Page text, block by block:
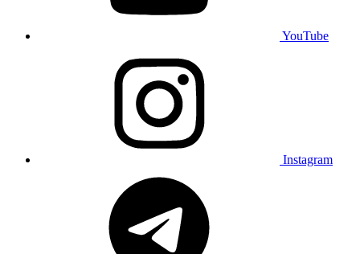
YouTube
Instagram